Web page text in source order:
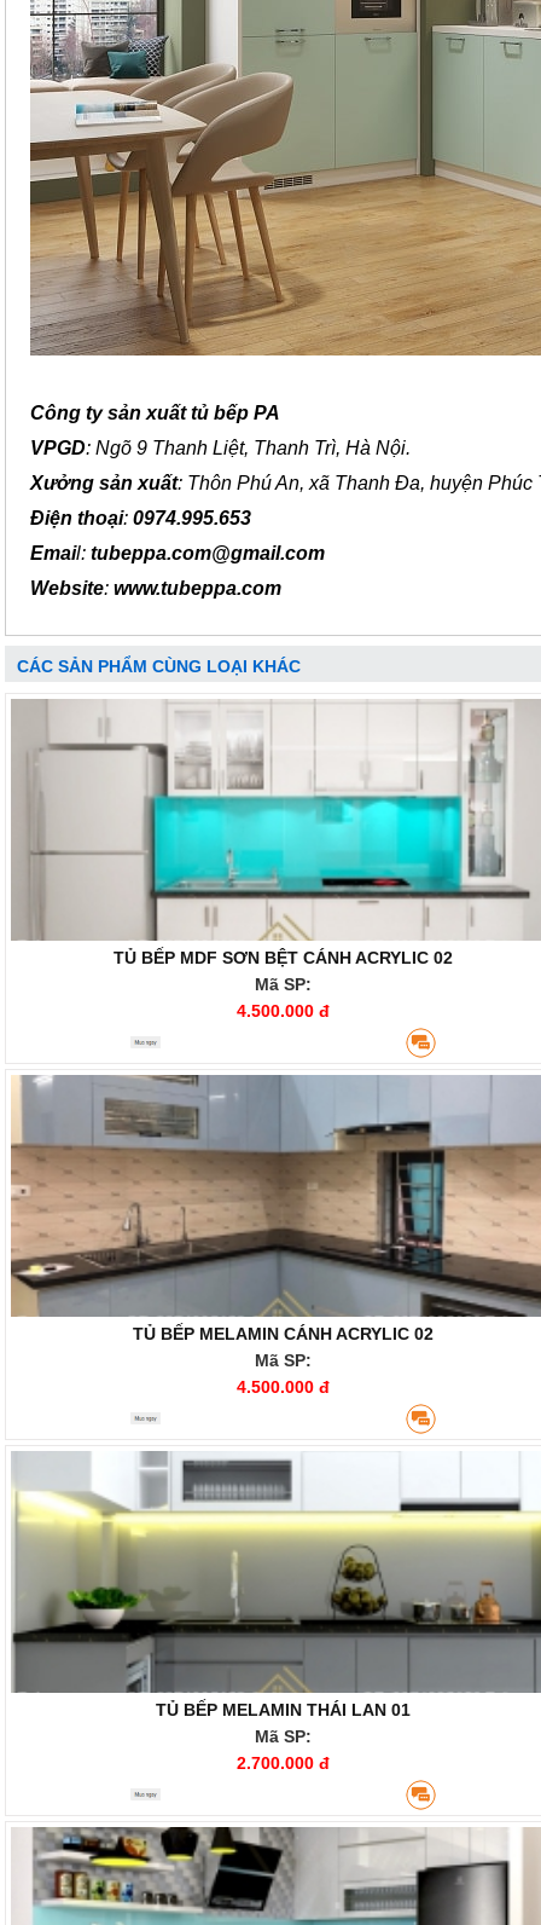
Công ty sản xuất tủ bếp PA
VPGD: Ngõ 9 Thanh Liệt, Thanh Trì, Hà Nội.
Xưởng sản xuất: Thôn Phú An, xã Thanh Đa, huyện
Điện thoại: 0974.995.653
Email: tubeppa.com@gmail.com
Website: www.tubeppa.com
CÁC SẢN PHẨM CÙNG LOẠI KHÁC
TỦ BẾP MDF SƠN BỆT CÁNH ACRYLIC 02
Mã SP:
4.500.000 đ
TỦ BẾP MELAMIN CÁNH ACRYLIC 02
Mã SP:
4.500.000 đ
TỦ BẾP MELAMIN THÁI LAN 01
Mã SP:
2.700.000 đ